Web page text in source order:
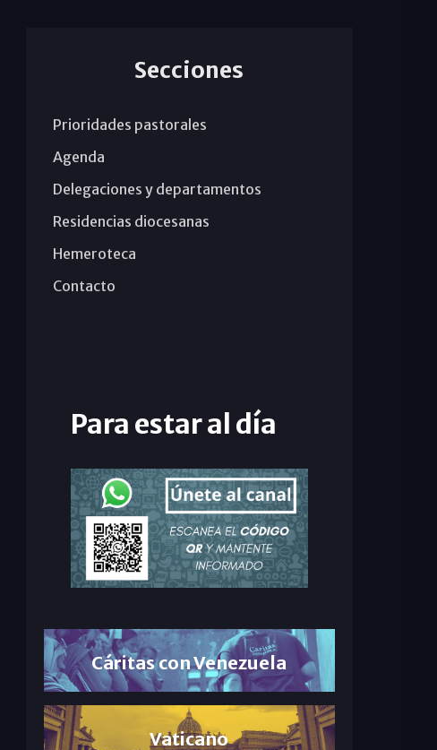
Secciones
Prioridades pastorales
Agenda
Delegaciones y departamentos
Residencias diocesanas
Hemeroteca
Contacto
Para estar al día
Cáritas con Venezuela
Vaticano